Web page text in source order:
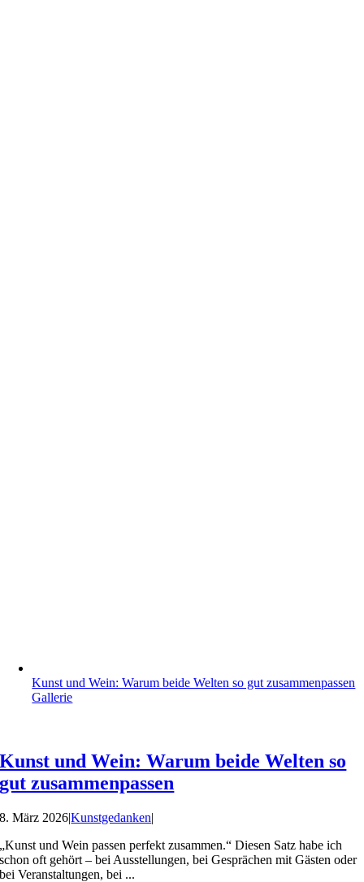
Kunst und Wein: Warum beide Welten so gut zusammenpassen
Gallerie
Kunst und Wein: Warum beide Welten so
gut zusammenpassen
8. März 2026|Kunstgedanken|
„Kunst und Wein passen perfekt zusammen.“ Diesen Satz habe ich
schon oft gehört – bei Ausstellungen, bei Gesprächen mit Gästen oder
bei Veranstaltungen, bei ...